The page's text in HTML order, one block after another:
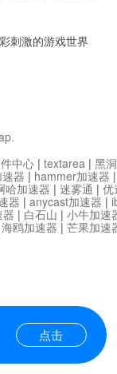
刺激的游戏世界
.
点击
中心 | textarea | 黑
器 | hammer加速器
哈加速器 | 迷雾通 | 优
器 | anycast加速器 |
| 白石山 | 小牛加速
海鸥加速器 | 芒果加速